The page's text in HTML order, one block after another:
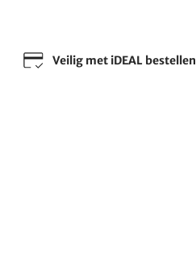
Veilig met iDEAL bestellen